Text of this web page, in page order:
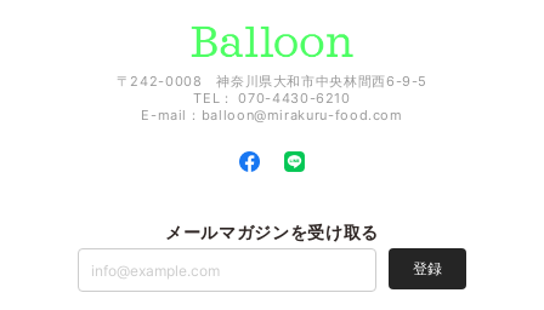
〒242-0008 神奈川県大和市中央林間西6-9-5
TEL： 070-4430-6210
E-mail： balloon@mirakuru-food.com
メールマガジンを受け取る
登録